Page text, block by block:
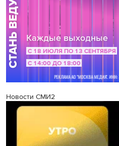
Новости СМИ2